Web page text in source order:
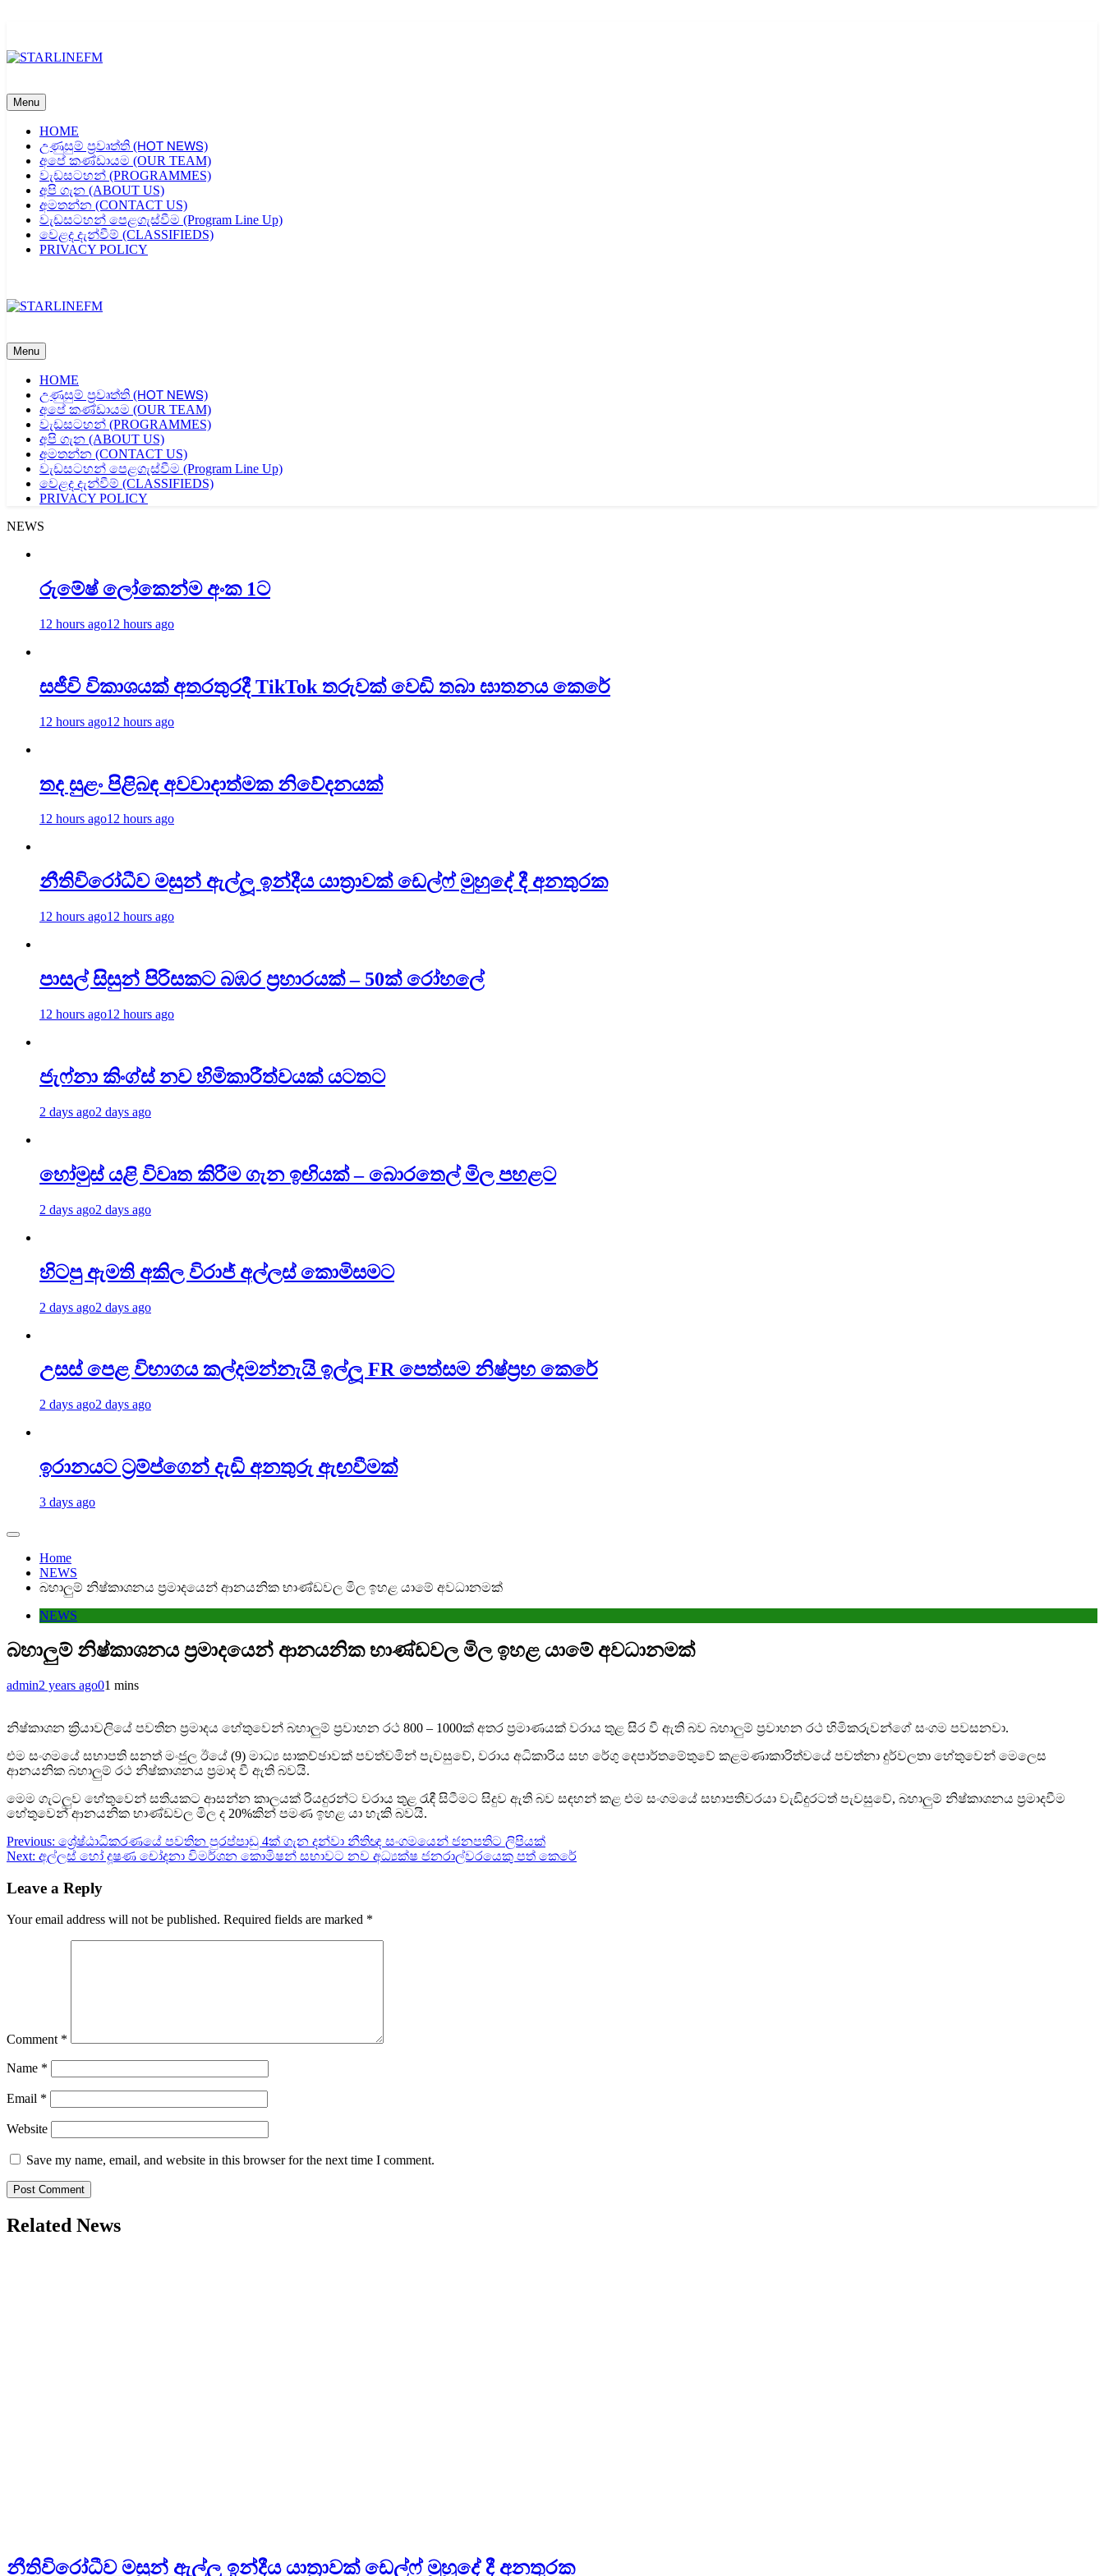
Menu
HOME
උණුසුම් ප්‍රවෘත්ති (𝖧𝖮𝖳 𝖭𝖤𝖶𝖲)
අපේ කණ්ඩායම (OUR TEAM)
වැඩසටහන් (PROGRAMMES)
අපි ගැන (ABOUT US)
අමතන්න (CONTACT US)
වැඩසටහන් පෙළගැස්වීම (Program Line Up)
වෙළද දැන්වීම් (CLASSIFIEDS)
PRIVACY POLICY
Menu
HOME
උණුසුම් ප්‍රවෘත්ති (𝖧𝖮𝖳 𝖭𝖤𝖶𝖲)
අපේ කණ්ඩායම (OUR TEAM)
වැඩසටහන් (PROGRAMMES)
අපි ගැන (ABOUT US)
අමතන්න (CONTACT US)
වැඩසටහන් පෙළගැස්වීම (Program Line Up)
වෙළද දැන්වීම් (CLASSIFIEDS)
PRIVACY POLICY
NEWS
රුමේෂ් ලෝකෙන්ම අංක 1ට
12 hours ago12 hours ago
සජීවි විකාශයක් අතරතුරදී TikTok තරුවක් වෙඩි තබා ඝාතනය කෙරේ
12 hours ago12 hours ago
තද සුළං පිළිබඳ අවවාදාත්මක නිවේදනයක්
12 hours ago12 hours ago
නීතිවිරෝධීව මසුන් ඇල්ලූ ඉන්දීය යාත්‍රාවක් ඩෙල්ෆ් මුහුදේ දී අනතුරක
12 hours ago12 hours ago
පාසල් සිසුන් පිරිසකට බඹර ප්‍රහාරයක් – 50ක් රෝහලේ
12 hours ago12 hours ago
ජැෆ්නා කිංග්ස් නව හිමිකාරීත්වයක් යටතට
2 days ago2 days ago
හෝමුස් යළි විවෘත කිරීම ගැන ඉඟියක් – බොරතෙල් මිල පහළට
2 days ago2 days ago
හිටපු ඇමති අකිල විරාජ් අල්ලස් කොමිසමට
2 days ago2 days ago
උසස් පෙළ විභාගය කල්දමන්නැයි ඉල්ලූ FR පෙත්සම නිෂ්ප්‍රභ කෙරේ
2 days ago2 days ago
ඉරානයට ට්‍රම්ප්ගෙන් දැඩි අනතුරු ඇඟවීමක්
3 days ago
Home
NEWS
බහාලුම් නිෂ්කාශනය ප්‍රමාදයෙන් ආනයනික භාණ්ඩවල මිල ඉහළ යාමේ අවධානමක්
NEWS
බහාලුම් නිෂ්කාශනය ප්‍රමාදයෙන් ආනයනික භාණ්ඩවල මිල ඉහළ යාමේ අවධානමක්
admin2 years ago01 mins
නිෂ්කාශන ක්‍රියාවලියේ පවතින ප්‍රමාදය හේතුවෙන් බහාලුම් ප්‍රවාහන රථ 800 – 1000ක් අතර ප්‍රමාණයක් වරාය තුළ සිර වී ඇති බව බහාලුම් ප්‍රවාහන රථ හිමිකරුවන්ගේ සංගම පවසනවා.
එම සංගමයේ සභාපති සනත් මංජුල ඊයේ (9) මාධ්‍ය සාකච්ඡාවක් පවත්වමින් පැවසුවේ, වරාය අධිකාරිය සහ රේගු දෙපාර්තමේතුවේ කළමණාකාරිත්වයේ පවත්නා දුර්වලතා හේතුවෙන් මෙලෙස
ආනයනික බහාලුම් රථ නිෂ්කාශනය ප්‍රමාද වී ඇති බවයි.
මෙම ගැටලුව හේතුවෙන් සතියකට ආසන්න කාලයක් රියදුරන්ට වරාය තුළ රැඳී සිටීමට සිදුව ඇති බව සඳහන් කළ එම සංගමයේ සභාපතිවරයා වැඩිදුරටත් පැවසුවේ, බහාලුම් නිෂ්කාශනය ප්‍රමාදවීම
හේතුවෙන් ආනයනික භාණ්ඩවල මිල ද 20%කින් පමණ ඉහළ යා හැකි බවයි.
Post
navigation
Previous: ශ්‍රේෂ්ඨාධිකරණයේ පවතින පුරප්පාඩු 4ක් ගැන දන්වා නීතිඥ සංගමයෙන් ජනපතිට ලිපියක්
Next: අල්ලස් හෝ දූෂණ චෝදනා විමර්ශන කොමිෂන් සභාවට නව අධ්‍යක්ෂ ජනරාල්වරයෙකු පත් කෙරේ
Leave a Reply
Your email address will not be published. Required fields are marked *
Comment *
Name *
Email *
Website
Save my name, email, and website in this browser for the next time I comment.
Related News
නීතිවිරෝධීව මසුන් ඇල්ලූ ඉන්දීය යාත්‍රාවක් ඩෙල්ෆ් මුහුදේ දී අනතුරක